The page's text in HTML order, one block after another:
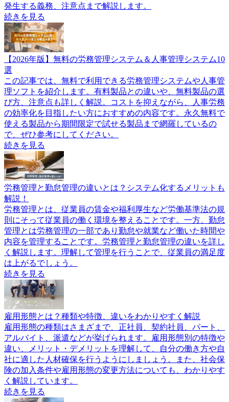
発生する義務、注意点まで解説します。
続きを見る
【2026年版】無料の労務管理システム＆人事管理システム10
選
この記事では、無料で利用できる労務管理システムや人事管
理ソフトを紹介します。有料製品との違いや、無料製品の選
び方、注意点も詳しく解説。コストを抑えながら、人事労務
の効率化を目指したい方におすすめの内容です。永久無料で
使える製品から期間限定で試せる製品まで網羅しているの
で、ぜひ参考にしてください。
続きを見る
労務管理と勤怠管理の違いとは？システム化するメリットも
解説！
労務管理とは、従業員の賃金や福利厚生など労働基準法の規
則にそって従業員の働く環境を整えることです。一方、勤怠
管理とは労務管理の一部であり勤怠や就業など働いた時間や
内容を管理することです。労務管理と勤怠管理の違いを詳し
く解説します。理解して管理を行うことで、従業員の満足度
は上がるでしょう。
続きを見る
雇用形態とは？種類や特徴、違いをわかりやすく解説
雇用形態の種類はさまざまで、正社員、契約社員、パート、
アルバイト、派遣などが挙げられます。雇用形態別の特徴や
違い、メリット・デメリットを理解して、自分の働き方や自
社に適した人材確保を行うようにしましょう。また、社会保
険の加入条件や雇用形態の変更方法についても、わかりやす
く解説しています。
続きを見る